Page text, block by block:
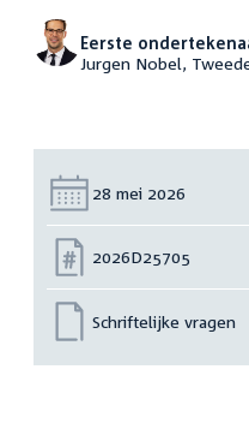
Eerste
Jurgen Nobel,
Datum:
28 mei 2026
Nummer:
2026D25705
Schriftelijke vragen